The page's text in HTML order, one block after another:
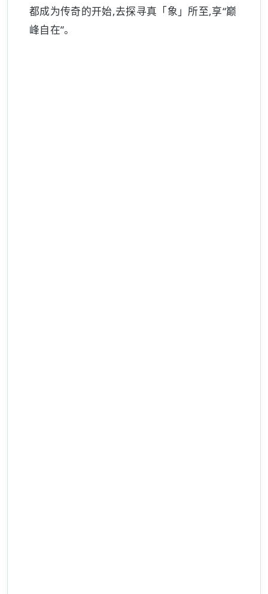
都成为传奇的开始,去探寻真「象」所至,享“巅
峰自在”。